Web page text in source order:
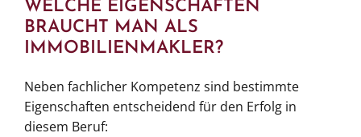
WELCHE EIGENSCHAFTEN
BRAUCHT MAN ALS
IMMOBILIENMAKLER?
Neben fachlicher Kompetenz sind bestimmte
Eigenschaften entscheidend für den Erfolg in
diesem Beruf: